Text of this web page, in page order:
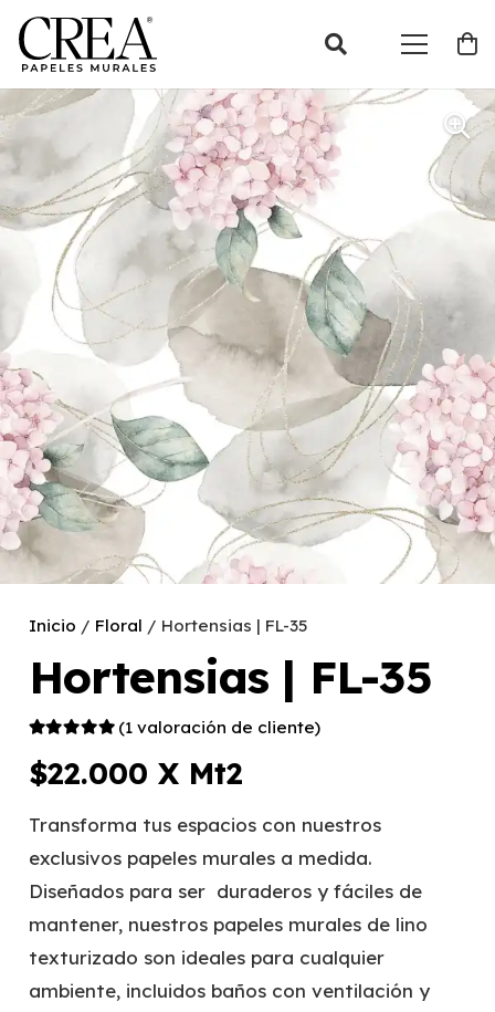
Inicio / Floral / Hortensias | FL-35
Hortensias | FL-35
1
valoración de un cliente
(1 valoración de cliente)
$22.000 X Mt2
Transforma tus espacios con nuestros
exclusivos papeles murales a medida.
Diseñados para ser duraderos y fáciles de
mantener, nuestros papeles murales de lino
texturizado son ideales para cualquier
ambiente, incluidos baños con ventilación y